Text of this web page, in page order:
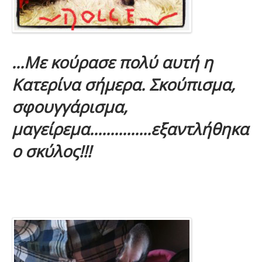
...Με κούρασε πολύ αυτή η
Κατερίνα σήμερα. Σκούπισμα,
σφουγγάρισμα,
μαγείρεμα...............εξαντλήθηκα
ο σκύλος!!!